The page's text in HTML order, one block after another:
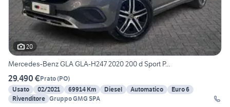
20
Mercedes-Benz GLA GLA-H247 2020 200 d Sport P...
29.490 €Prato(PO)
Usato
02/2021 69914 Km Diesel Automatico
Euro 6
Rivenditore Gruppo GMG SPA